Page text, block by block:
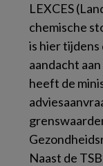
LEXCES
chemische
is hier tijdens
aandacht
heeft de
Naast de